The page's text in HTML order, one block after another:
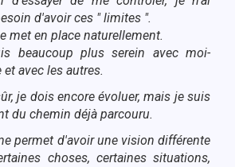
d'avoir ces " limites ".
met en place naturellement.
beaucoup plus serein avec moi-
et avec les autres.
je dois encore évoluer, mais je suis
du chemin déjà parcouru.
permet d'avoir une vision différente
choses, certaines situations,